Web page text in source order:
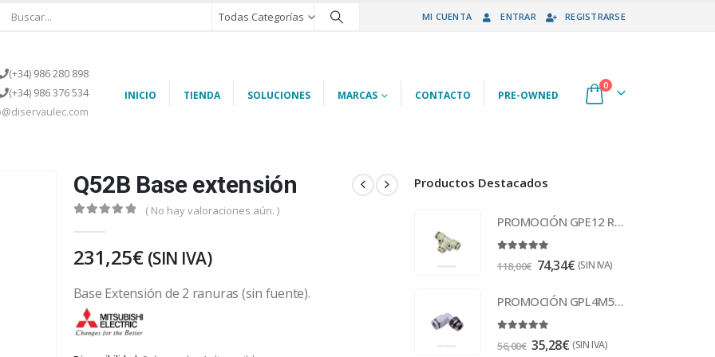
Todas Categorías MI CUENTA ENTRAR REGISTRARSE
(+34) 986 280 898
(+34) 986 376 534
INICIO TIENDA SOLUCIONES MARCAS CONTACTO PRE-OWNED
0
Q52B Base extensión
( No hay valoraciones aún. )
231,25€ (SIN IVA)
Base Extensión de 2 ranuras (sin fuente).
Productos Destacados
PROMOCIÓN GPE12 Racor
118,00€ 74,34€ (SIN IVA)
PROMOCIÓN GPL4M5-M Racor
56,00€ 35,28€ (SIN IVA)